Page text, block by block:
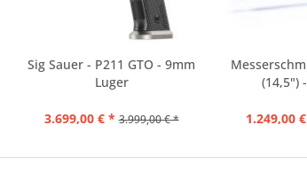
Sig Sauer - P211 GTO - 9mm
Luger
3.699,00 € * 3.999,00 € *
(14,5")
1.249,00